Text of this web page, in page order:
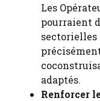
Les
pourraient
sectorielles
adaptés.
Renforcer